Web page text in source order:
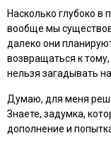
Насколько глубоко в
вообще мы
далеко они
возвращаться к
нельзя загадывать
Думаю, для меня
Знаете, задумка,
дополнение и